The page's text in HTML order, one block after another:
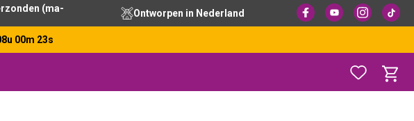
(ma-
Ontworpen in Nederland
00m 22s